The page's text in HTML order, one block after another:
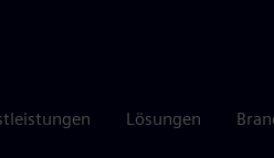
Lösungen